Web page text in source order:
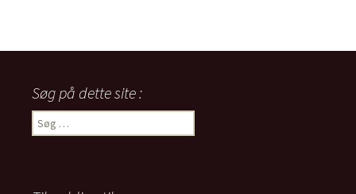
Søg på dette site :
Søg
efter: